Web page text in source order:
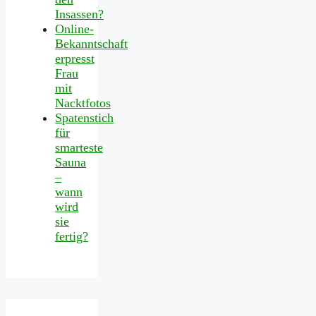
Insassen?
Online-
Bekanntschaft
erpresst
Frau
mit
Nacktfotos
Spatenstich
für
smarteste
Sauna
–
wann
wird
sie
fertig?